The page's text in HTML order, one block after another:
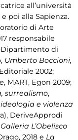
all’università
poi alla Sapienza.
di Arte
responsabile
Dipartimento di
Umberto Boccioni,
2002;
, MART, Egon 2009;
surrealismo,
e violenza
DeriveApprodi
L’Obelisco
2018 e La